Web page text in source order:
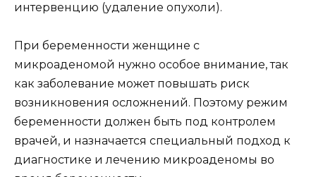
интервенцию (удаление опухоли).
При беременности женщине с
микроаденомой нужно особое внимание, так
как заболевание может повышать риск
возникновения осложнений. Поэтому режим
беременности должен быть под контролем
врачей, и назначается специальный подход к
диагностике и лечению микроаденомы во